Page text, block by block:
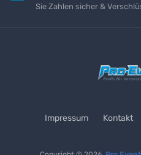
Sie Zahlen sicher &
Impressum Kontakt